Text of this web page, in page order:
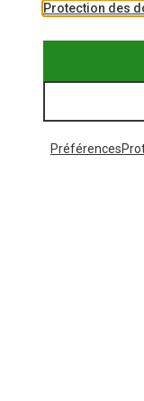
Protection des
Préférences